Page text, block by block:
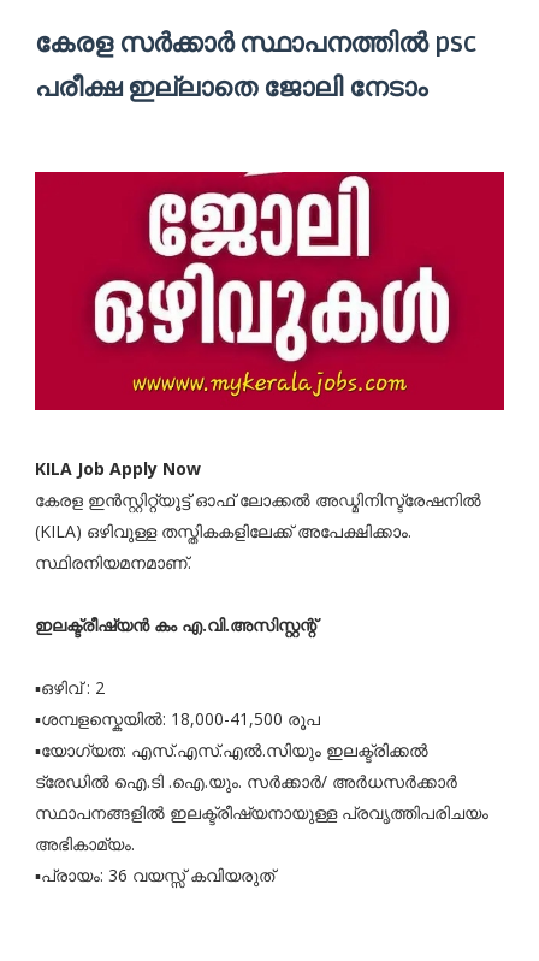
കേരള സർക്കാർ സ്ഥാപനത്തിൽ psc
പരീക്ഷ ഇല്ലാതെ ജോലി നേടാം
KILA Job Apply Now
കേരള ഇൻസ്റ്റിറ്റ്യൂട്ട് ഓഫ് ലോക്കൽ അഡ്മിനിസ്ട്രേഷനിൽ
(KILA) ഒഴിവുള്ള തസ്തികകളിലേക്ക് അപേക്ഷിക്കാം.
സ്ഥിരനിയമനമാണ്.
ഇലക്ട്രീഷ്യൻ കം എ.വി.അസിസ്റ്റന്റ്
▪️ഒഴിവ് : 2
▪️ശമ്പളസ്കെയിൽ: 18,000-41,500 രൂപ
▪️യോഗ്യത: എസ്.എസ്.എൽ.സിയും ഇലക്ട്രിക്കൽ
ട്രേഡിൽ ഐ.ടി .ഐ.യും. സർക്കാർ/ അർധസർക്കാർ
സ്ഥാപനങ്ങളിൽ ഇലക്ട്രീഷ്യനായുള്ള പ്രവൃത്തിപരിചയം
അഭികാമ്യം.
▪️പ്രായം: 36 വയസ്സ് കവിയരുത്